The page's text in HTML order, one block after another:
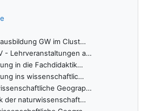
GW im Clust...
- Lehrveranstaltungen a...
in die Fachdidaktik...
ins wissenschaftlic...
Geograp...
der naturwissenschaft...